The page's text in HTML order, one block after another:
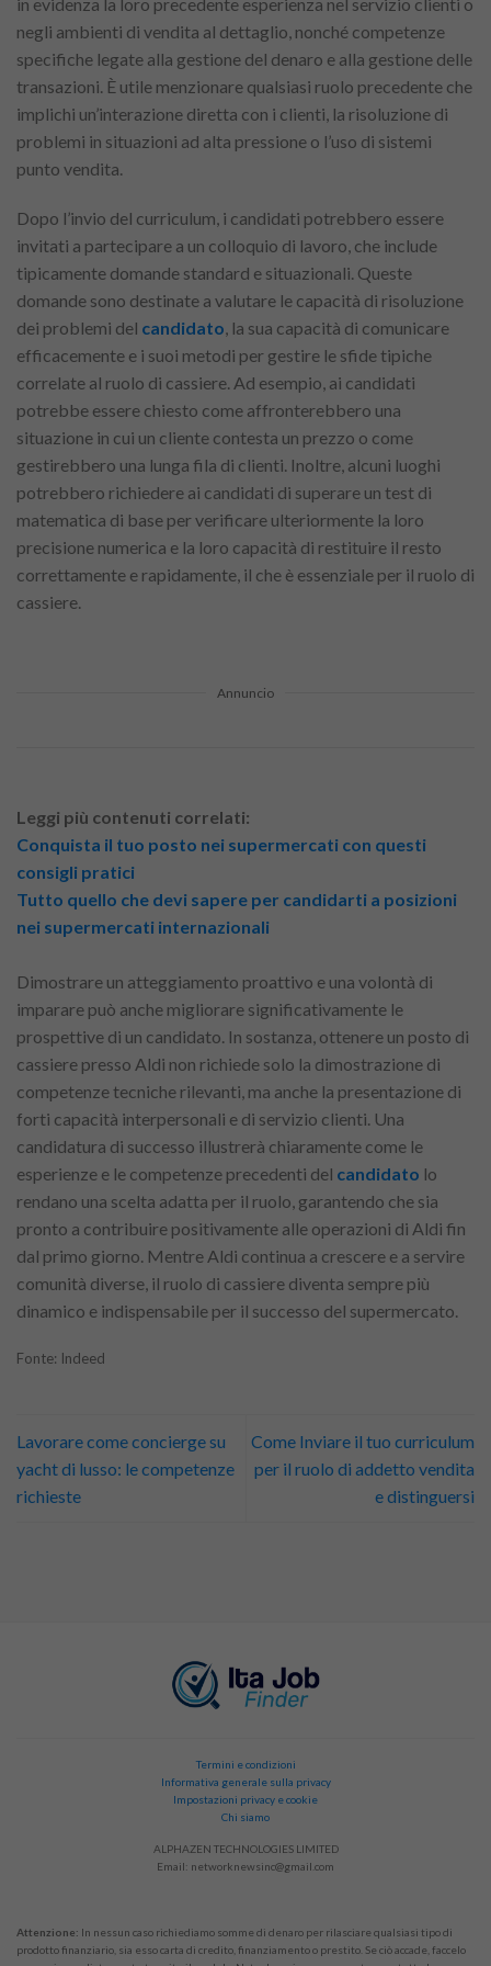
negli ambienti di vendita al dettaglio, nonché competenze
specifiche legate alla gestione del denaro e alla gestione delle
transazioni. È utile menzionare qualsiasi ruolo precedente che
implichi un’interazione diretta con i clienti, la risoluzione di
problemi in situazioni ad alta pressione o l’uso di sistemi
punto vendita.
Dopo l’invio del curriculum, i candidati potrebbero essere
invitati a partecipare a un colloquio di lavoro, che include
tipicamente domande standard e situazionali. Queste
domande sono destinate a valutare le capacità di risoluzione
dei problemi del candidato, la sua capacità di comunicare
efficacemente e i suoi metodi per gestire le sfide tipiche
correlate al ruolo di cassiere. Ad esempio, ai candidati
potrebbe essere chiesto come affronterebbero una
situazione in cui un cliente contesta un prezzo o come
gestirebbero una lunga fila di clienti. Inoltre, alcuni luoghi
potrebbero richiedere ai candidati di superare un test di
matematica di base per verificare ulteriormente la loro
precisione numerica e la loro capacità di restituire il resto
correttamente e rapidamente, il che è essenziale per il ruolo di
cassiere.
Annuncio
Leggi più contenuti correlati:
Conquista il tuo posto nei supermercati con questi
consigli pratici
Tutto quello che devi sapere per candidarti a posizioni
nei supermercati internazionali
Dimostrare un atteggiamento proattivo e una volontà di
imparare può anche migliorare significativamente le
prospettive di un candidato. In sostanza, ottenere un posto di
cassiere presso Aldi non richiede solo la dimostrazione di
competenze tecniche rilevanti, ma anche la presentazione di
forti capacità interpersonali e di servizio clienti. Una
candidatura di successo illustrerà chiaramente come le
esperienze e le competenze precedenti del candidato lo
rendano una scelta adatta per il ruolo, garantendo che sia
pronto a contribuire positivamente alle operazioni di Aldi fin
dal primo giorno. Mentre Aldi continua a crescere e a servire
comunità diverse, il ruolo di cassiere diventa sempre più
dinamico e indispensabile per il successo del supermercato.
Fonte: Indeed
Lavorare come concierge su
yacht di lusso: le competenze
richieste
Come Inviare il tuo curriculum
per il ruolo di addetto vendita
e distinguersi
Termini e condizioni
Informativa generale sulla privacy
Impostazioni privacy e cookie
Chi siamo
ALPHAZEN TECHNOLOGIES LIMITED
Email: networknewsinc@gmail.com
Attenzione: In nessun caso richiediamo somme di denaro per rilasciare qualsiasi tipo di
prodotto finanziario, sia esso carta di credito, finanziamento o prestito. Se ciò accade, faccelo